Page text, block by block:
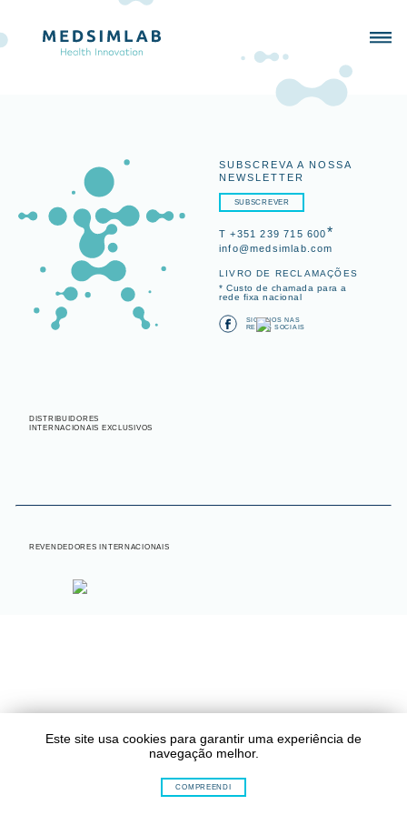
Este site usa cookies para garantir uma experiência de
navegação melhor.
COMPREENDI
SUBSCREVA A NOSSA
NEWSLETTER
SUBSCREVER
T +351 239 715 600*
info@medsimlab.com
LIVRO DE RECLAMAÇÕES
* Custo de chamada para a
rede fixa nacional
SIGA-NOS NAS
REDES SOCIAIS
DISTRIBUIDORES
INTERNACIONAIS EXCLUSIVOS
REVENDEDORES INTERNACIONAIS